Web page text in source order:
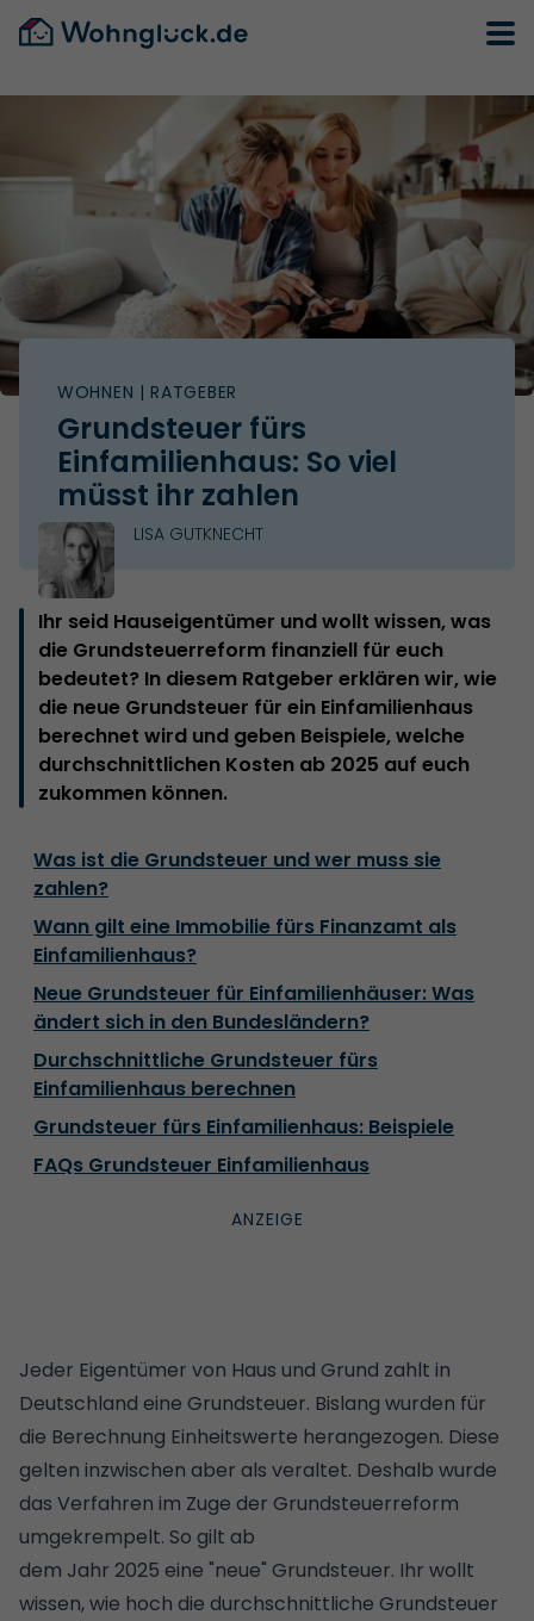
WOHNEN | RATGEBER
Grundsteuer fürs
Einfamilienhaus: So viel
müsst ihr zahlen
LISA GUTKNECHT
Ihr seid Hauseigentümer und wollt wissen, was
die Grundsteuerreform finanziell für euch
bedeutet? In diesem Ratgeber erklären wir, wie
die neue Grundsteuer für ein Einfamilienhaus
berechnet wird und geben Beispiele, welche
durchschnittlichen Kosten ab 2025 auf euch
zukommen können.
Was ist die Grundsteuer und wer muss sie
zahlen?
Wann gilt eine Immobilie fürs Finanzamt als
Einfamilienhaus?
Neue Grundsteuer für Einfamilienhäuser: Was
ändert sich in den Bundesländern?
Durchschnittliche Grundsteuer fürs
Einfamilienhaus berechnen
Grundsteuer fürs Einfamilienhaus: Beispiele
FAQs Grundsteuer Einfamilienhaus
Jeder Eigentümer von Haus und Grund zahlt in
Deutschland eine Grundsteuer. Bislang wurden für
die Berechnung Einheitswerte herangezogen. Diese
gelten inzwischen aber als veraltet. Deshalb wurde
das Verfahren im Zuge der Grundsteuerreform
umgekrempelt. So gilt ab
dem Jahr 2025 eine "neue" Grundsteuer. Ihr wollt
wissen, wie hoch die durchschnittliche Grundsteuer